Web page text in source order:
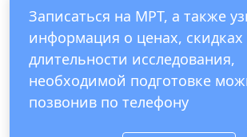
Записаться на МРТ, а также
информация о ценах, скидках
длительности исследования,
необходимой подготовке
позвонив по телефону